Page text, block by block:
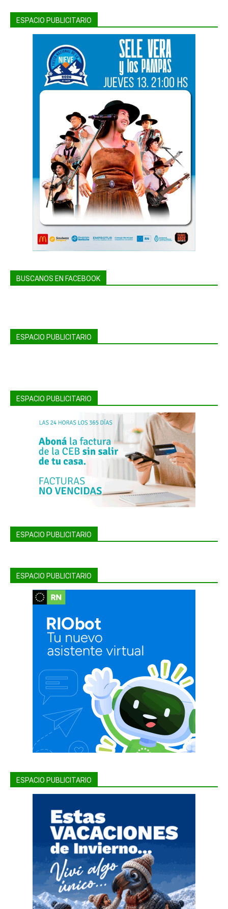
ESPACIO PUBLICITARIO
BUSCANOS EN FACEBOOK
ESPACIO PUBLICITARIO
ESPACIO PUBLICITARIO
ESPACIO PUBLICITARIO
ESPACIO PUBLICITARIO
ESPACIO PUBLICITARIO